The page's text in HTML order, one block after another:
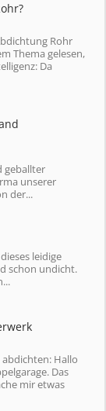
Rohr
Thema gelesen,
Da
geballter
unserer
der...
leidige
schon undicht.
Hallo
Das
mir etwas